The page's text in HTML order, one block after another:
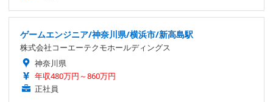
ゲームエンジニア/神奈川県/横浜市/新高島駅
株式会社コーエーテクモホールディングス
神奈川県
年収480万円～860万円
正社員